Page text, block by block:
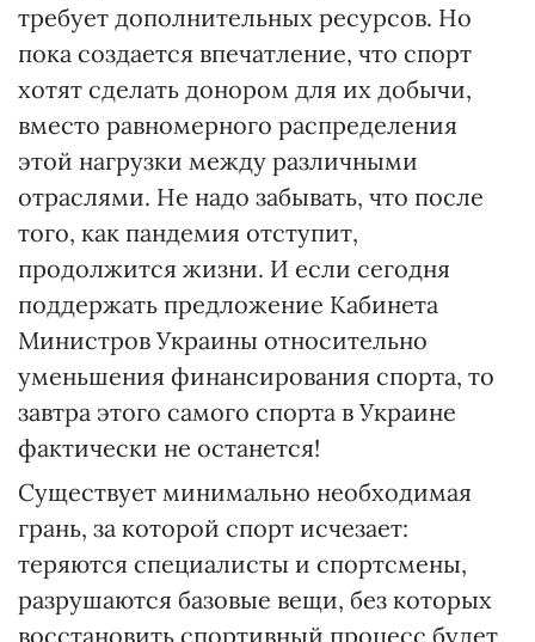
требует дополнительных ресурсов. Но
пока создается впечатление, что спорт
хотят сделать донором для их добычи,
вместо равномерного распределения
этой нагрузки между различными
отраслями. Не надо забывать, что после
того, как пандемия отступит,
продолжится жизни. И если сегодня
поддержать предложение Кабинета
Министров Украины относительно
уменьшения финансирования спорта, то
завтра этого самого спорта в Украине
фактически не останется!
Существует минимально необходимая
грань, за которой спорт исчезает:
теряются специалисты и спортсмены,
разрушаются базовые вещи, без которых
восстановить спортивный процесс будет